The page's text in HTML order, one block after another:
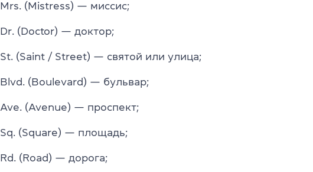
Mrs. (Mistress) — миссис;
Dr. (Doctor) — доктор;
St. (Saint / Street) — святой или улица;
Blvd. (Boulevard) — бульвар;
Ave. (Avenue) — проспект;
Sq. (Square) — площадь;
Rd. (Road) — дорога;